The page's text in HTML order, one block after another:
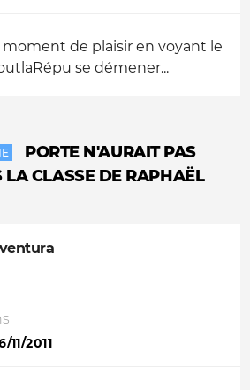
moment de plaisir en voyant le
se démener...
PORTE N'AURAIT PAS
LA CLASSE DE RAPHAËL
11/2011